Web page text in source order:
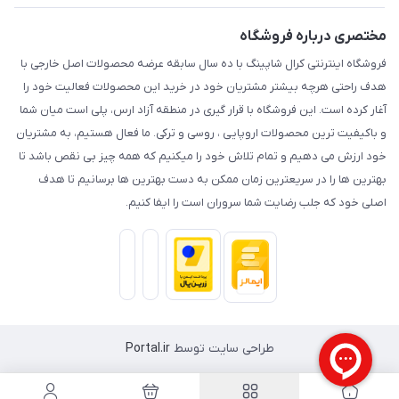
مختصری درباره فروشگاه
فروشگاه اینترنتی کرال شاپینگ با ده سال سابقه عرضه محصولات اصل خارجی با
هدف راحتی هرچه بیشتر مشتریان خود در خرید این محصولات فعالیت خود را
آغار کرده است. این فروشگاه با قرار گیری در منطقه آزاد ارس، پلی است میان شما
و باکیفیت ترین محصولات اروپایی ، روسی و ترکی. ما فعال هستیم، به مشتریان
خود ارزش می دهیم و تمام تلاش خود را میکنیم که همه چیز بی نقص باشد تا
بهترین ها را در سریعترین زمان ممکن به دست بهترین ها برسانیم تا هدف
اصلی خود که جلب رضایت شما سروران است را ایفا کنیم.
طراحی سایت توسطPortal.ir